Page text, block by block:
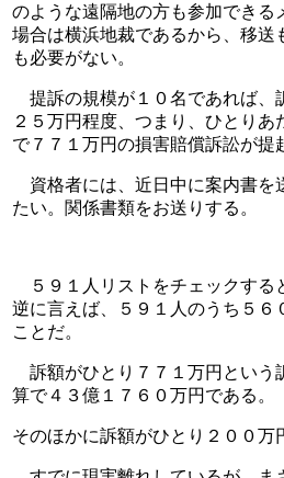
のような遠隔地の方も参加できる
場合は横浜地裁であるから、移送
も必要がない。
提訴の規模が１０名であれば、
２５万円程度、つまり、ひとり
で７７１万円の損害賠償訴訟が提
資格者には、近日中に案内書を
たい。関係書類をお送りする。
５９１人リストをチェックする
逆に言えば、５９１人のうち５６
ことだ。
訴額がひとり７７１万円という
算で４３億１７６０万円である。
そのほかに訴額がひとり２００万